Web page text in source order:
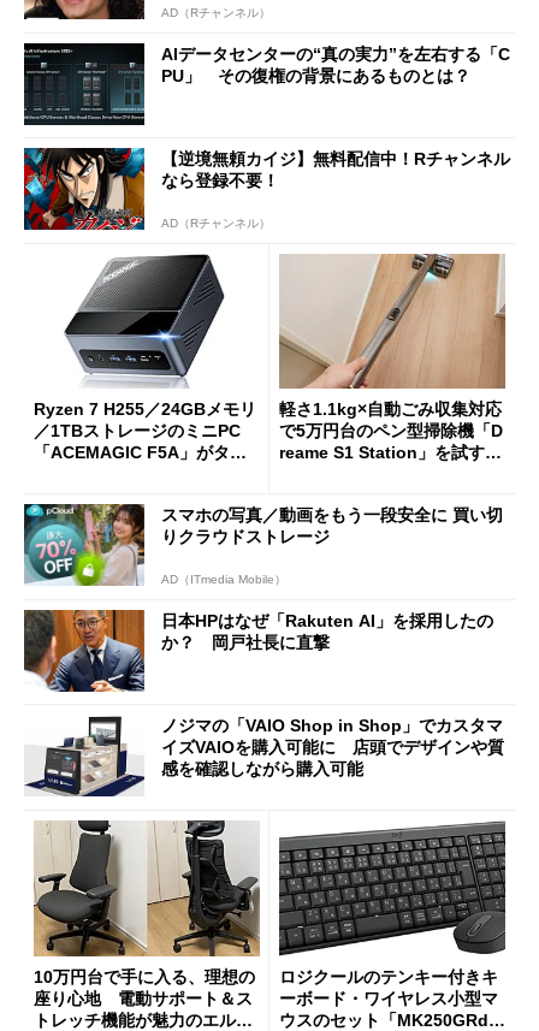
AD（Rチャンネル）
AIデータセンターの“真の実力”を左右する「C
PU」 その復権の背景にあるものとは？
【逆境無頼カイジ】無料配信中！Rチャンネル
なら登録不要！
AD（Rチャンネル）
Ryzen 7 H255／24GBメモリ
／1TBストレージのミニPC
「ACEMAGIC F5A」がタイ
軽さ1.1kg×自動ごみ収集対応
で5万円台のペン型掃除機「D
reame S1 Station」を試す
スマホの写真／動画をもう一段安全に 買い切
りクラウドストレージ
AD（ITmedia Mobile）
日本HPはなぜ「Rakuten AI」を採用したの
か？ 岡戸社長に直撃
ノジマの「VAIO Shop in Shop」でカスタマ
イズVAIOを購入可能に 店頭でデザインや質
感を確認しながら購入可能
10万円台で手に入る、理想の
座り心地 電動サポート＆ス
トレッチ機能が魅力のエルゴ
ロジクールのテンキー付きキ
ーボード・ワイヤレス小型マ
ウスのセット「MK250GRd」